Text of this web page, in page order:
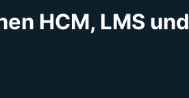
HCM, LMS und